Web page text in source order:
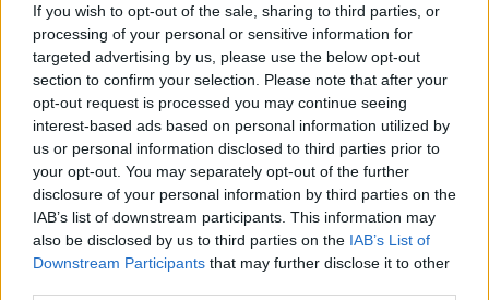
If you wish to opt-out of the sale, sharing to third parties, or
processing of your personal or sensitive information for
targeted advertising by us, please use the below opt-out
section to confirm your selection. Please note that after your
opt-out request is processed you may continue seeing
interest-based ads based on personal information utilized by
us or personal information disclosed to third parties prior to
your opt-out. You may separately opt-out of the further
disclosure of your personal information by third parties on the
IAB’s list of downstream participants. This information may
also be disclosed by us to third parties on the IAB’s List of
Downstream Participants that may further disclose it to other
Úpravna vody Želivka má nový řídicí systém
8.11.2002 16:53 | PRAHA (ČIA)
Nový řídicí systém pro úpravnu vody Želivka a přivaděč pitné vody
proPrahudokončila po dvou letech společnostUniControls .
Projekt informačního a řídicího systému si vyžádal investici 44
milionů korun. "Inovace nahradí 30 let staré zařízení, posune
úpravnu na úroveň standardůEvropské unie," řekl na dnešní
tiskové konferenci ředitel úpravny Želivka Oldřich Doležal.
Co dělá Evropa s odpady?
8.11.2002 16:01 | PRAHA (EkoList)
Ministr životního prostředíAmbrozek v říjnu prohlásil, že v